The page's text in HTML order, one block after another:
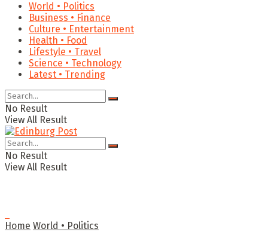
World • Politics
Business • Finance
Culture • Entertainment
Health • Food
Lifestyle • Travel
Science • Technology
Latest • Trending
No Result
View All Result
No Result
View All Result
Home World • Politics